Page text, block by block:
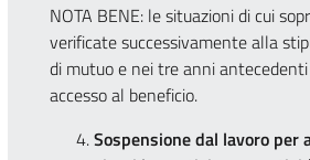
NOTA BENE: le situazioni di cui
verificate successivamente alla
di mutuo e nei tre anni
accesso al beneficio.
Sospensione dal lavoro per